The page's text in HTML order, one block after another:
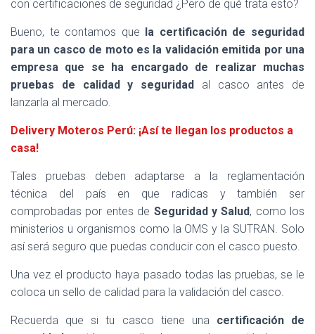
con certificaciones de seguridad ¿Pero de qué trata esto?
Bueno, te contamos que la certificación de seguridad
para un casco de moto es la validación emitida por una
empresa que se ha encargado de realizar muchas
pruebas de calidad y seguridad al casco antes de
lanzarla al mercado.
Delivery Moteros Perú: ¡Así te llegan los productos a
casa!
Tales pruebas deben adaptarse a la reglamentación
técnica del país en que radicas y también ser
comprobadas por entes de Seguridad y Salud, como los
ministerios u organismos como la OMS y la SUTRAN. Solo
así será seguro que puedas conducir con el casco puesto.
Una vez el producto haya pasado todas las pruebas, se le
coloca un sello de calidad para la validación del casco.
Recuerda que si tu casco tiene una certificación de